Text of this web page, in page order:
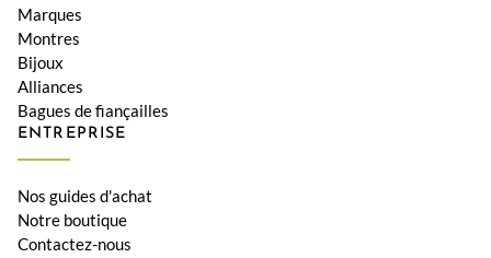
Marques
Montres
Bijoux
Alliances
Bagues de fiançailles
ENTREPRISE
Nos guides d'achat
Notre boutique
Contactez-nous